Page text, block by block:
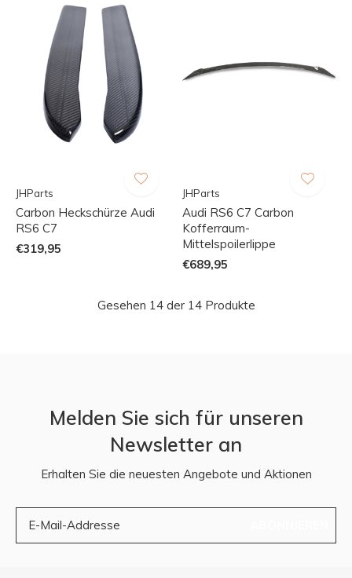
JHParts
Carbon Heckschürze Audi
RS6 C7
€319,95
JHParts
Audi RS6 C7 Carbon
Kofferraum-
Mittelspoilerlippe
€689,95
Gesehen 14 der 14 Produkte
Melden Sie sich für unseren
Newsletter an
Erhalten Sie die neuesten Angebote und Aktionen